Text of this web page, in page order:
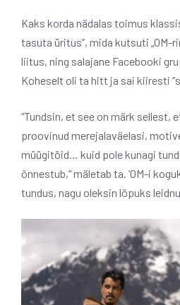
Kaks korda nädalas toimus
tasuta üritus”, mida kutsuti „OM-
liitus, ning salajane Facebooki
Koheselt oli ta hitt ja sai kiiresti
“Tundsin, et see on märk sellest,
proovinud merejalaväelasi,
müügitöid… kuid pole kunagi
õnnestub,“ mäletab ta. ‘OM-i
tundus, nagu oleksin lõpuks